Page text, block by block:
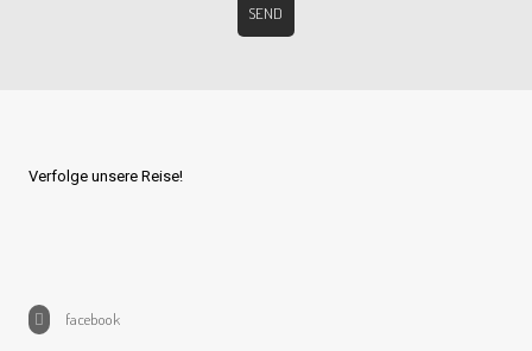
Verfolge unsere Reise!
facebook